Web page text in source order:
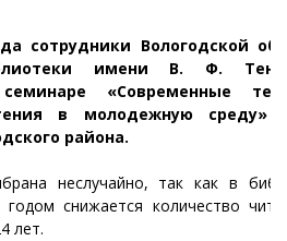
сотрудники Вологодской
имени В. Ф.
«Современные
в молодежную среду»
района.
неслучайно, так как в
снижается количество
лет.